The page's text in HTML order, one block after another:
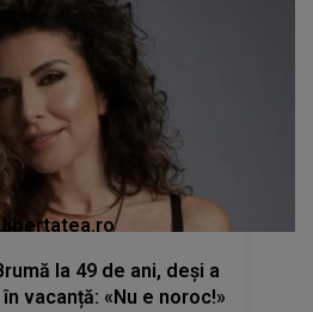
la 49 de ani, deși a
vacanță: «Nu e noroc!»